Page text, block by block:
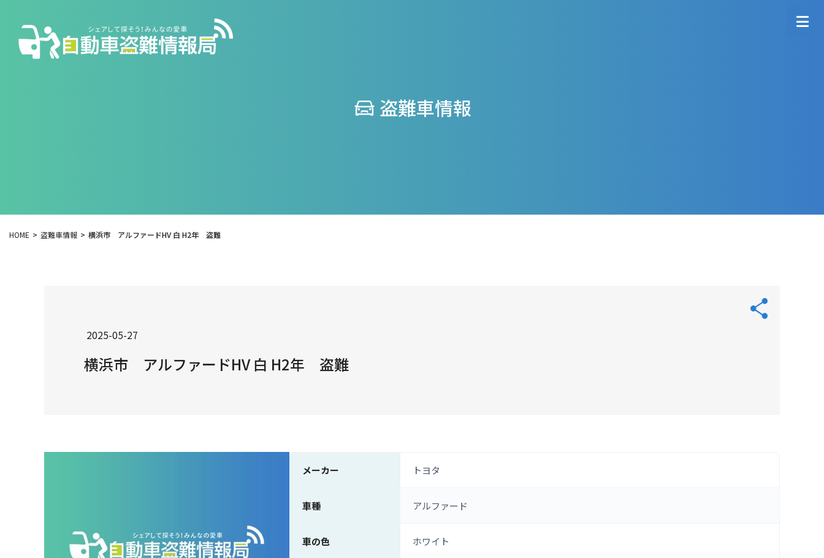
盗難車情報
HOME 盗難車情報 横浜市 アルファードHV 白 H2年 盗難
2025-05-27
横浜市 アルファードHV 白 H2年 盗難
メーカー トヨタ
車種 アルファード
車の色 ホワイト